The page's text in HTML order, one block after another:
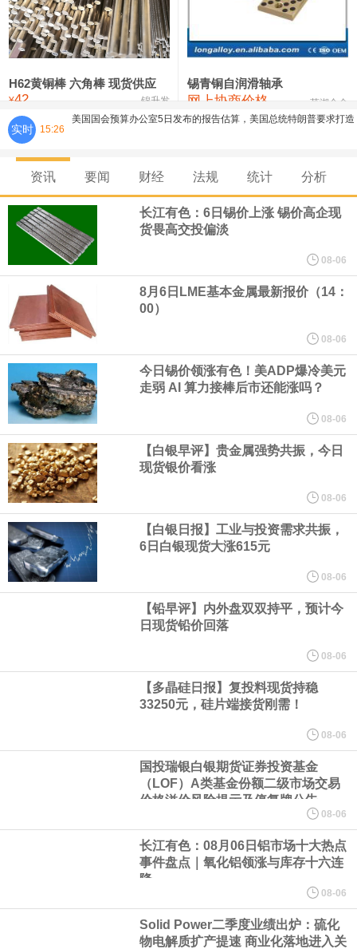
铸造铝合金锭(ZLD104) 24,100—24,300 24,200
压铸锌合金锭 26,250—26,450
氯化镍 38,300—40,300 39,300 0
H62黄铜棒 六角棒 现货供应
¥42 锦升发
锡青铜自润滑轴承
网上协商价格 芜湖合金
实时 15:26
美国国会预算办公室5日发布的报告估算，美国总统特朗普要求打造
亿美元。其中，首艘“特朗普级”战列舰“无畏”号预估造价比原来至少
芝加哥期权交易所全球市场公司（CBOE GLOBAL MARKETS
INC）：CBOE 欧洲清算所将于 8 月 24 日起，将证券融资交易清算
业务拓展至固定收益品类。
周四，亚洲科技股下跌，跟随隔夜交易中回调的美国同行，凸显了
全球科技股波动性的加剧。 日本市场中，软银股价收盘下跌4.4%，
芯片设备制造商东京电子股价下跌近6%，日本存储芯片制造商铠侠
股价下跌超过10%。
WPP股价料创1992年以来最大单日涨幅，上涨25%至11个月高位。
谷歌规划的印度数据中心枢纽建设工作正在如火如荼推进，项目所
在地上方的山坡已经被开挖，露出赤红土层，并修出层层台地。但
环保人士的反对声浪持续高涨，给这家美国科技巨头总规模 150 亿
美元的项目制造重重阻碍
欧股开盘涨跌不一，德国DAX指数跌0.29%，英国富时100指数涨
0.08%，法国CAC40指数涨0.03%，欧洲斯托克50指数跌0.15%，
LME伦镍日内跌超3.00%，现报16574.100美元/吨。
瑞士7月季调后失业率 3.1%，预期 3.1%，前值 3.1%。瑞士7月未
季调失业率 3%，预期 3%，前值 2.9%。
资讯 要闻 财经 法规 统计 分析
长江有色：6日锡价上涨 锡价高企现
货畏高交投偏淡
08-06
8月6日LME基本金属最新报价（14：
00）
08-06
今日锡价领涨有色！美ADP爆冷美元
走弱 AI 算力接棒后市还能涨吗？
08-06
【白银早评】贵金属强势共振，今日
现货银价看涨
08-06
【白银日报】工业与投资需求共振，
6日白银现货大涨615元
08-06
【铅早评】内外盘双双持平，预计今
日现货铅价回落
08-06
【多晶硅日报】复投料现货持稳
33250元，硅片端接货刚需！
08-06
国投瑞银白银期货证券投资基金
（LOF）A类基金份额二级市场交易
价格溢价风险提示及停复牌公告
08-06
长江有色：08月06日铝市场十大热点
事件盘点｜氧化铝领涨与库存十六连
降
08-06
Solid Power二季度业绩出炉：硫化
物电解质扩产提速 商业化落地进入关